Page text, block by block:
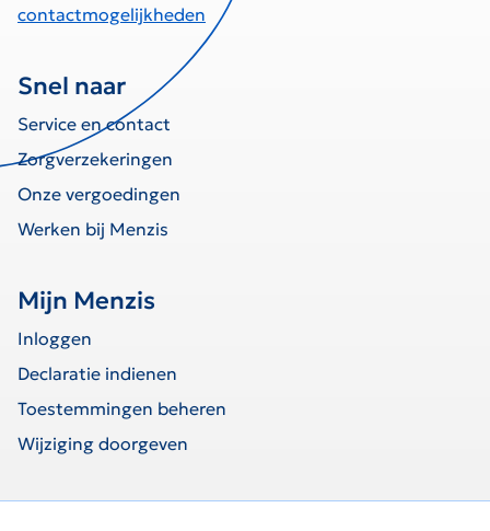
contactmogelijkheden
Snel naar
Service en contact
Zorgverzekeringen
Onze vergoedingen
Werken bij Menzis
Mijn Menzis
Inloggen
Declaratie indienen
Toestemmingen beheren
Wijziging doorgeven